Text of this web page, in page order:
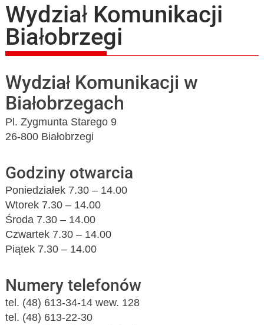
Wydział Komunikacji
Białobrzegi
Wydział Komunikacji w
Białobrzegach
Pl. Zygmunta Starego 9
26-800 Białobrzegi
Godziny otwarcia
Poniedziałek 7.30 – 14.00
Wtorek 7.30 – 14.00
Środa 7.30 – 14.00
Czwartek 7.30 – 14.00
Piątek 7.30 – 14.00
Numery telefonów
tel. (48) 613-34-14 wew. 128
tel. (48) 613-22-30